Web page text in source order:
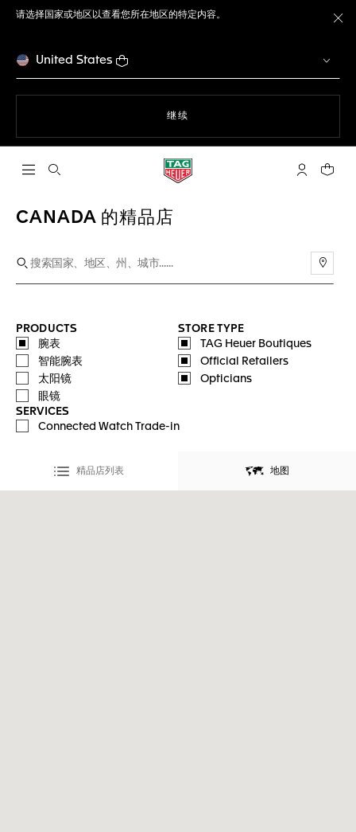
请选择国家或地区以查看您所在地区的特定内容。
United States
继续
打开搜索 My TAG您的
CANADA 的精品店
PRODUCTS
腕表
智能腕表
太阳镜
眼镜
STORE TYPE
TAG Heuer Boutiques
Official Retailers
Opticians
SERVICES
Connected Watch Trade-in
精品店列表 地图